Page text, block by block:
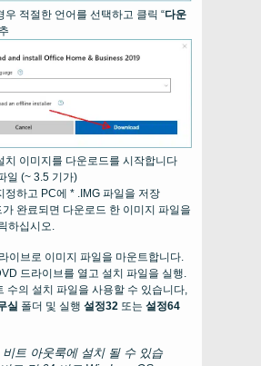
우 적절한 언어를 선택하고 클릭 “다운
치 이미지를 다운로드를 시작합니다
일 (~ 3.5 기가)
정하고 PC에 * .IMG 파일을 저장
가 완료되면 다운로드 한 이미지 파일을
하십시오.
이브로 이미지 파일을 마운트합니다.
드라이브를 열고 설치 파일을 실행.
수의 설치 파일을 사용할 수 있습니다,
실 폴더 및 실행 설정32 또는 설정64
비트 아웃룩에 설치 될 수 있습